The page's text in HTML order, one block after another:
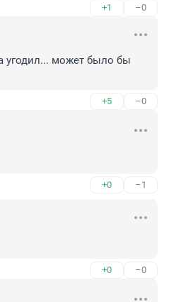
+1 –0
угодил... может было бы
+5 –0
+0 –1
+0 –0